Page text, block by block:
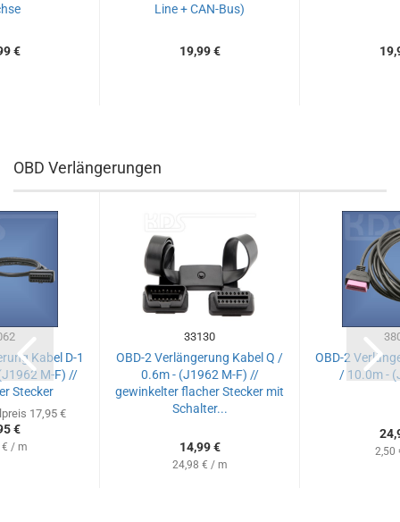
€
Line + CAN-Bus)
19,99 €
OBD Verlängerungen
Kabel D-1
M-F) //
Stecker
17,95 €
€
€ / m
33130
OBD-2 Verlängerung Kabel Q /
0.6m - (J1962 M-F) //
gewinkelter flacher Stecker mit
Schalter...
14,99 €
24,98 € / m
OBD-2
/ 10.0m -
2,50